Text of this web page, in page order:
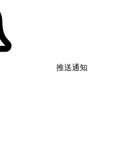
推送通知